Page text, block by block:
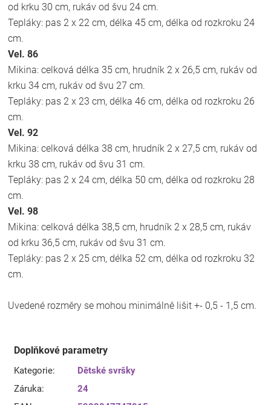
od krku 30 cm, rukáv od švu 24 cm.
Tepláky: pas 2 x 22 cm, délka 45 cm, délka od rozkroku 24
cm.
Vel. 86
Mikina: celková délka 35 cm, hrudník 2 x 26,5 cm, rukáv od
krku 34 cm, rukáv od švu 27 cm.
Tepláky: pas 2 x 23 cm, délka 46 cm, délka od rozkroku 26
cm.
Vel. 92
Mikina: celková délka 38 cm, hrudník 2 x 27,5 cm, rukáv od
krku 38 cm, rukáv od švu 31 cm.
Tepláky: pas 2 x 24 cm, délka 50 cm, délka od rozkroku 28
cm.
Vel. 98
Mikina: celková délka 38,5 cm, hrudník 2 x 28,5 cm, rukáv
od krku 36,5 cm, rukáv od švu 31 cm.
Tepláky: pas 2 x 25 cm, délka 52 cm, délka od rozkroku 32
cm.
Uvedené rozměry se mohou minimálně lišit +- 0,5 - 1,5 cm.
Doplňkové parametry
Kategorie:
Dětské svršky
Záruka:
24